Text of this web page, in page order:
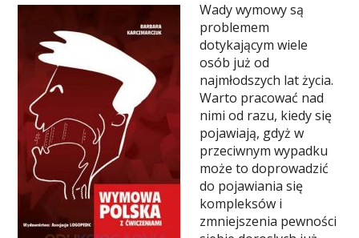
Wady wymowy są
problemem
dotykającym wiele
osób już od
najmłodszych lat życia.
Warto pracować nad
nimi od razu, kiedy się
pojawiają, gdyż w
przeciwnym wypadku
może to doprowadzić
do pojawiania się
kompleksów i
zmniejszenia pewności